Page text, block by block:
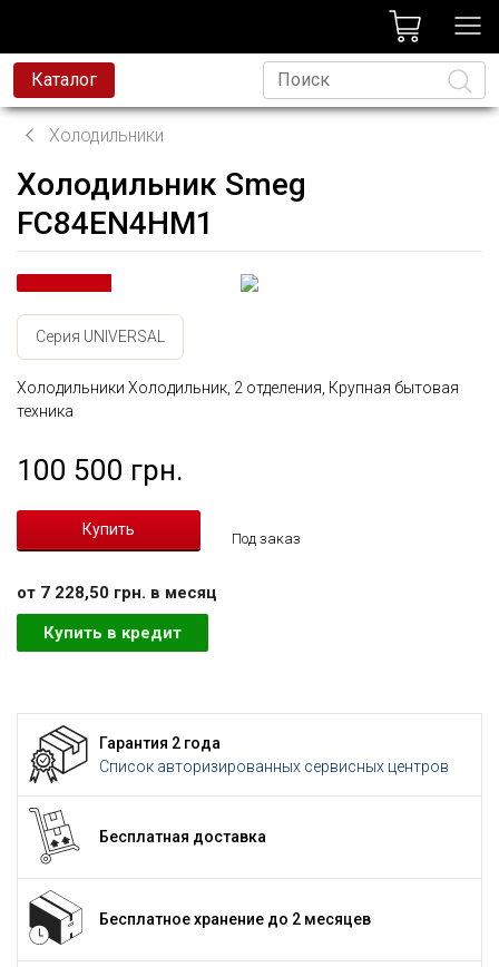
Каталог
Холодильники
Холодильник Smeg
FC84EN4HM1
Серия UNIVERSAL
Холодильники Холодильник, 2 отделения, Крупная бытовая
техника
100 500 грн.
Под заказ
от 7 228,50 грн. в месяц
Купить в кредит
Гарантия 2 года
Список авторизированных сервисных центров
Бесплатная доставка
Бесплатное хранение до 2 месяцев